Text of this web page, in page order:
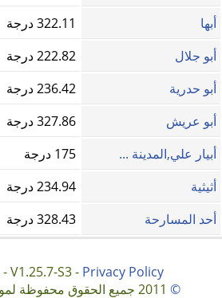
أبها
322.11 درجة
أبو جلال
222.82 درجة
أبو حدرية
236.42 درجة
أبو عريش
327.86 درجة
أبيار علي,المدينة ...
175 درجة
أثيثية
234.94 درجة
أحد المسارحة
328.43 درجة
V1.25.7-S3 - Privacy Policy
-
©